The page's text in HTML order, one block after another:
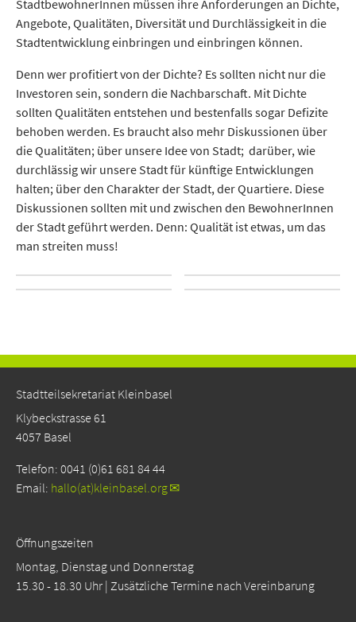
StadtbewohnerInnen müssen ihre Anforderungen an Dichte,
Angebote, Qualitäten, Diversität und Durchlässigkeit in die
Stadt­ent­wick­lung einbringen und einbringen können.
Denn wer profitiert von der Dichte? Es sollten nicht nur die
Investoren sein, sondern die Nachbarschaft. Mit Dichte
sollten Qualitäten entstehen und bestenfalls sogar Defizite
behoben werden. Es braucht also mehr Diskussionen über
die Qualitäten; über unsere Idee von Stadt; darüber, wie
durchlässig wir unsere Stadt für künftige Entwicklungen
halten; über den Charakter der Stadt, der Quartiere. Diese
Diskussionen sollten mit und zwischen den BewohnerInnen
der Stadt geführt werden. Denn: Qualität ist etwas, um das
man streiten muss!
Stadtteilsekretariat Kleinbasel
Klybeckstrasse 61
4057 Basel
Telefon: 0041 (0)61 681 84 44
Email: hallo(at)kleinbasel.org
Öffnungszeiten
Montag, Dienstag und Donnerstag
15.30 - 18.30 Uhr | Zusätzliche Termine nach Vereinbarung